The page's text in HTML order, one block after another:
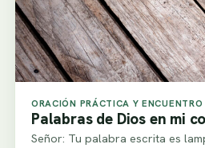
ORACIÓN PRÁCTICA Y
Palabras de Dios en mi
Señor: Tu palabra escrita es